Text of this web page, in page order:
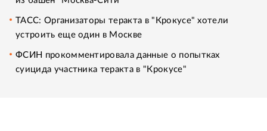
ТАСС: Организаторы теракта в "Крокусе" хотели
устроить еще один в Москве
ФСИН прокомментировала данные о попытках
суицида участника теракта в "Крокусе"